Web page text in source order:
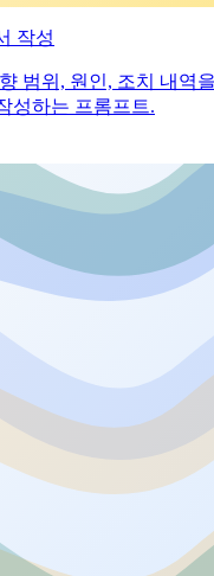
작성
범위, 원인, 조치 내역
성하는 프롬프트.